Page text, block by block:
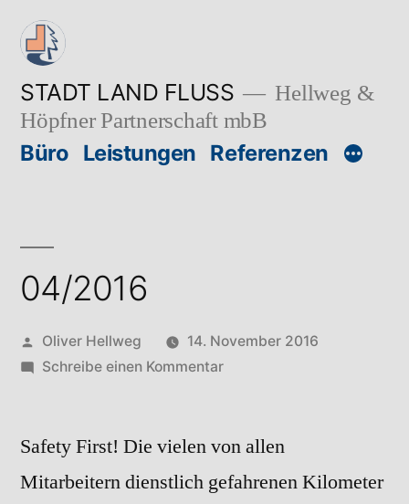
Zum
Inhalt
springen
STADT LAND FLUSS
Hellweg &
Höpfner Partnerschaft mbB
Büro Leistungen Referenzen
04/2016
Veröffentlicht
von
Oliver Hellweg
14. November 2016
Schreibe einen Kommentarzu
Safety First! Die vielen von allen
Mitarbeitern dienstlich gefahrenen Kilometer